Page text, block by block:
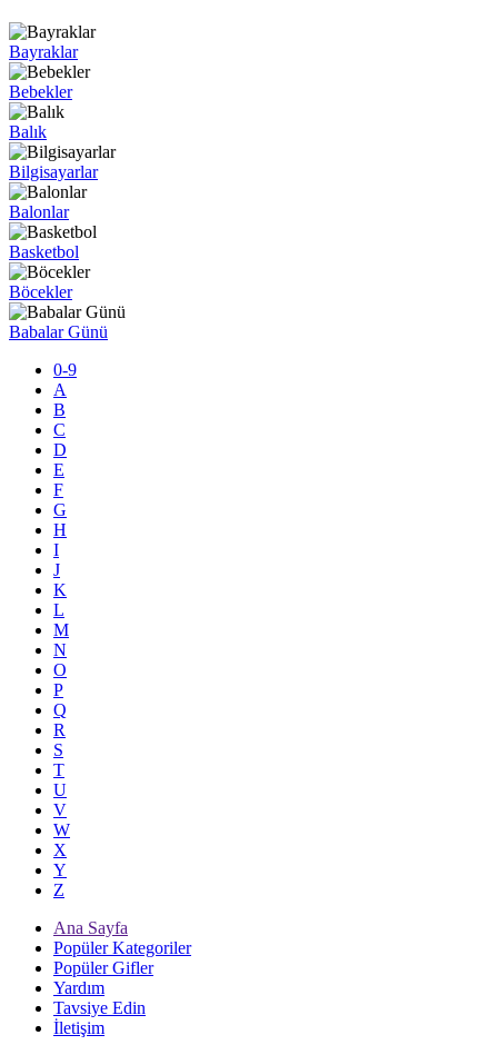
Bayraklar
Bebekler
Balık
Bilgisayarlar
Balonlar
Basketbol
Böcekler
Babalar Günü
0-9
A
B
C
D
E
F
G
H
I
J
K
L
M
N
O
P
Q
R
S
T
U
V
W
X
Y
Z
Ana Sayfa
Popüler Kategoriler
Popüler Gifler
Yardım
Tavsiye Edin
İletişim